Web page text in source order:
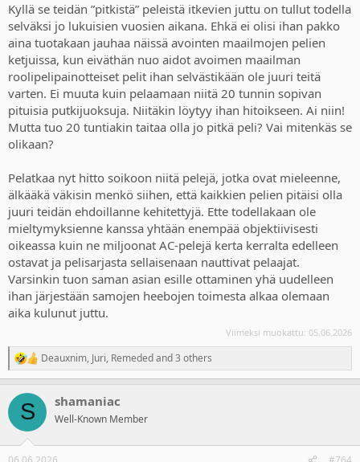
Kyllä se teidän ”pitkistä” peleistä itkevien juttu on tullut todella
selväksi jo lukuisien vuosien aikana. Ehkä ei olisi ihan pakko
aina tuotakaan jauhaa näissä avointen maailmojen pelien
ketjuissa, kun eiväthän nuo aidot avoimen maailman
roolipelipainotteiset pelit ihan selvästikään ole juuri teitä
varten. Ei muuta kuin pelaamaan niitä 20 tunnin sopivan
pituisia putkijuoksuja. Niitäkin löytyy ihan hitoikseen. Ai niin!
Mutta tuo 20 tuntiakin taitaa olla jo pitkä peli? Vai mitenkäs se
olikaan?
Pelatkaa nyt hitto soikoon niitä pelejä, jotka ovat mieleenne,
älkääkä väkisin menkö siihen, että kaikkien pelien pitäisi olla
juuri teidän ehdoillanne kehitettyjä. Ette todellakaan ole
mieltymyksienne kanssa yhtään enempää objektiivisesti
oikeassa kuin ne miljoonat AC-pelejä kerta kerralta edelleen
ostavat ja pelisarjasta sellaisenaan nauttivat pelaajat.
Varsinkin tuon saman asian esille ottaminen yhä uudelleen
ihan järjestään samojen heebojen toimesta alkaa olemaan
aika kulunut juttu.
Viimeksi muokattu: 05.06.2026
R
e
c
i
Deauxnim, Juri, Remededand 3 others
S shamaniac
Well-Known Member